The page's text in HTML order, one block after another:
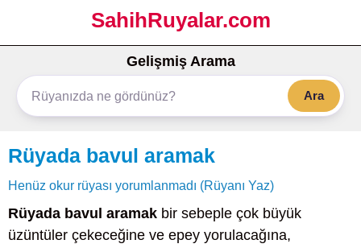
SahihRuyalar.com
Gelişmiş Arama
Ara
Rüyada bavul aramak
Henüz okur rüyası yorumlanmadı (Rüyanı Yaz)
Rüyada bavul aramak bir sebeple çok büyük
üzüntüler çekeceğine ve epey yorulacağına,